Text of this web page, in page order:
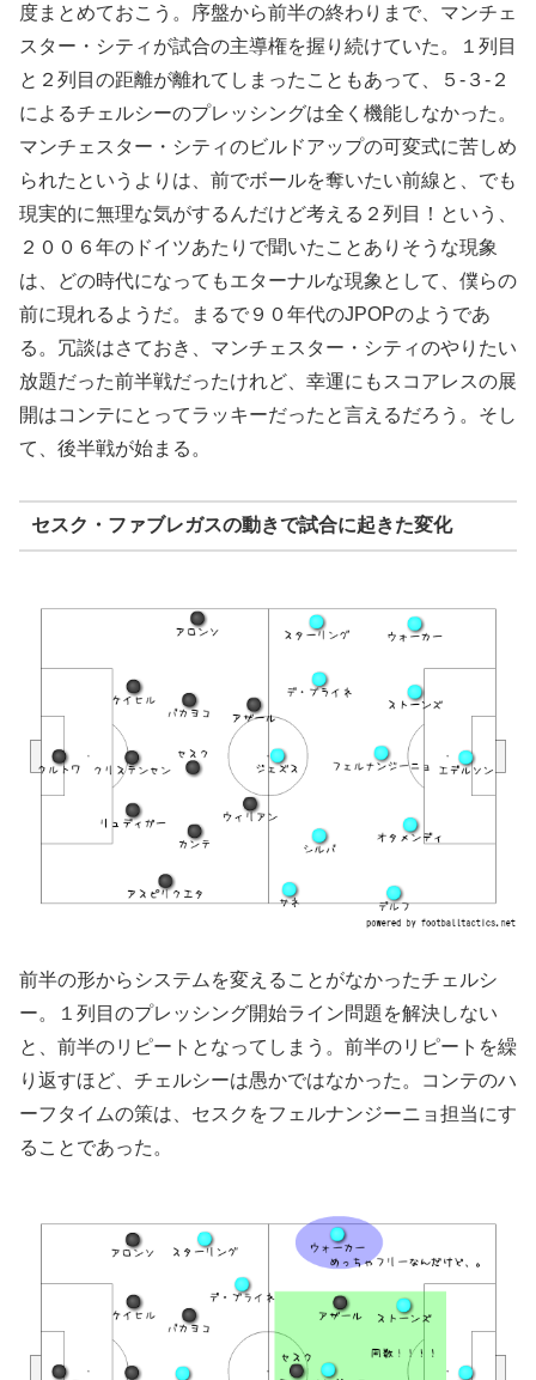
度まとめておこう。序盤から前半の終わりまで、マンチェ
スター・シティが試合の主導権を握り続けていた。１列目
と２列目の距離が離れてしまったこともあって、５-３-２
によるチェルシーのプレッシングは全く機能しなかった。
マンチェスター・シティのビルドアップの可変式に苦しめ
られたというよりは、前でボールを奪いたい前線と、でも
現実的に無理な気がするんだけど考える２列目！という、
２００６年のドイツあたりで聞いたことありそうな現象
は、どの時代になってもエターナルな現象として、僕らの
前に現れるようだ。まるで９０年代のJPOPのようであ
る。冗談はさておき、マンチェスター・シティのやりたい
放題だった前半戦だったけれど、幸運にもスコアレスの展
開はコンテにとってラッキーだったと言えるだろう。そし
て、後半戦が始まる。
セスク・ファブレガスの動きで試合に起きた変化
前半の形からシステムを変えることがなかったチェルシ
ー。１列目のプレッシング開始ライン問題を解決しない
と、前半のリピートとなってしまう。前半のリピートを繰
り返すほど、チェルシーは愚かではなかった。コンテのハ
ーフタイムの策は、セスクをフェルナンジーニョ担当にす
ることであった。